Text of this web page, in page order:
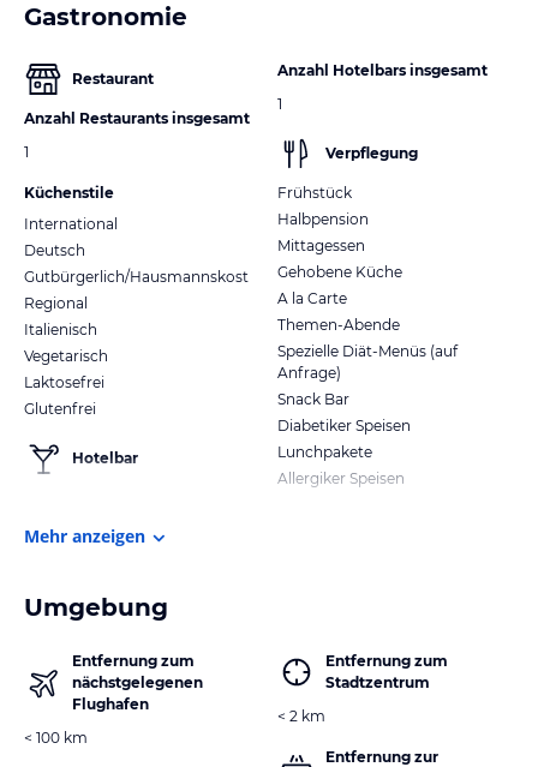
Gastronomie
Restaurant
Anzahl Restaurants insgesamt
1
Küchenstile
International
Deutsch
Gutbürgerlich/Hausmannskost
Regional
Italienisch
Vegetarisch
Laktosefrei
Glutenfrei
Hotelbar
Anzahl Hotelbars insgesamt
1
Verpflegung
Frühstück
Halbpension
Mittagessen
Gehobene Küche
A la Carte
Themen-Abende
Spezielle Diät-Menüs (auf
Anfrage)
Snack Bar
Diabetiker Speisen
Lunchpakete
Allergiker Speisen
Mehr anzeigen
Umgebung
Entfernung zum
nächstgelegenen
Flughafen
< 100 km
Entfernung zum
Stadtzentrum
< 2 km
Entfernung zur